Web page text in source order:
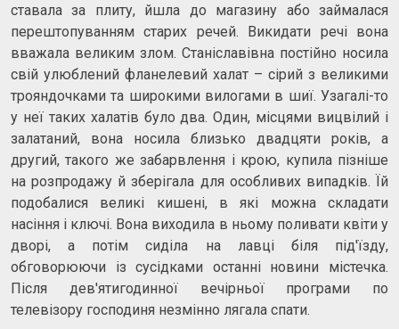
ставала за плиту, йшла до магазину або займалася
перештопуванням старих речей. Викидати речі вона
вважала великим злом. Станіславівна постійно носила
свій улюблений фланелевий халат – сірий з великими
трояндочками та широкими вилогами в шиї. Узагалі-то
у неї таких халатів було два. Один, місцями вицвілий і
залатаний, вона носила близько двадцяти років, а
другий, такого же забарвлення і крою, купила пізніше
на розпродажу й зберігала для особливих випадків. Їй
подобалися великі кишені, в які можна складати
насіння і ключі. Вона виходила в ньому поливати квіти у
дворі, а потім сиділа на лавці біля під'їзду,
обговорюючи із сусідками останні новини містечка.
Після дев'ятигодинної вечірньої програми по
телевізору господиня незмінно лягала спати.